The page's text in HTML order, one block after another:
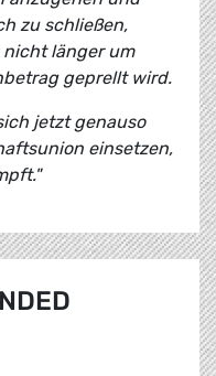
zu schließen,
länger um
geprellt wird.
jetzt genauso
einsetzen,